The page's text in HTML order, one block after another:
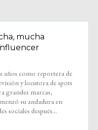
mucha
sociales después...